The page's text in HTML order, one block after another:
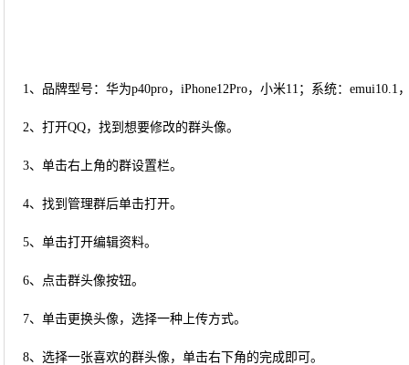
1、品牌型号：华为p40pro，iPhone12Pro，小米11；系统：emui10.1
2、打开QQ，找到想要修改的群头像。
3、单击右上角的群设置栏。
4、找到管理群后单击打开。
5、单击打开编辑资料。
6、点击群头像按钮。
7、单击更换头像，选择一种上传方式。
8、选择一张喜欢的群头像，单击右下角的完成即可。